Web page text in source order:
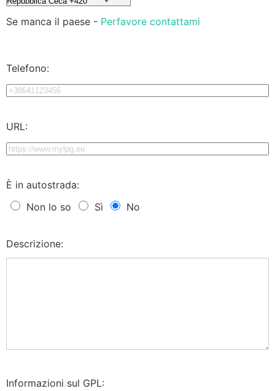
Se manca il paese - Perfavore contattami
Telefono:
URL:
È in autostrada:
Non lo so
Sì No
Descrizione:
Informazioni sul GPL: